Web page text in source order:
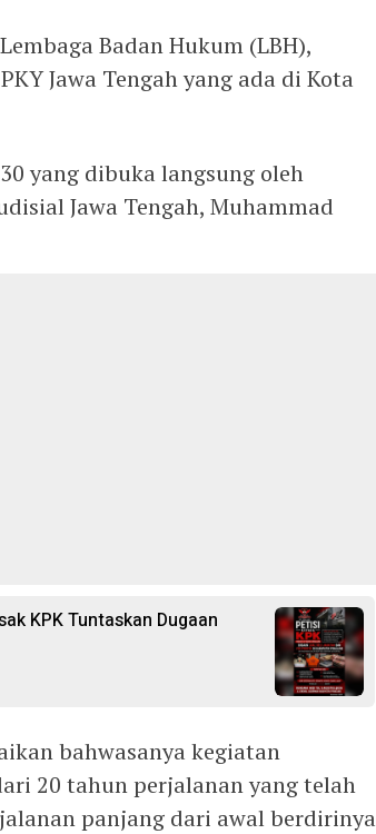
Badan Hukum (LBH),
Jawa Tengah yang ada di Kota
yang dibuka langsung oleh
Jawa Tengah, Muhammad
KPK Tuntaskan Dugaan
bahwasanya kegiatan
20 tahun perjalanan yang telah
panjang dari awal berdirinya